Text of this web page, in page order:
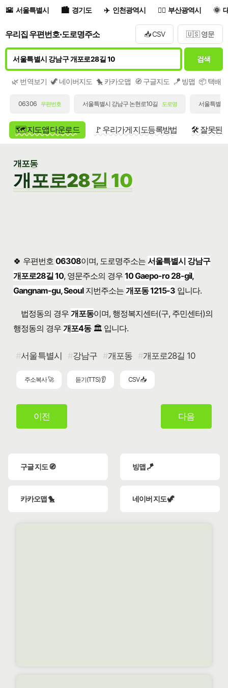
서울특별시 경기도 인천광역시 부산광역시
우리집 우편번호·도로명주소 📥 CSV 🇺🇸 영문
검색
🌿 번역보기 🦖 네이버지도 🐤 카카오맵 🧭 구글지도 🪁 빙맵 📦 택배/
06306 우편번호 서울특별시 강남구 논현로10길 도로명 서울특별
🗺️ 지도앱 다운로드 🚩 우리가게 지도등록방법 🛠️ 잘못된
개포동
개포로28길 10
🍀 우편번호 06308이며, 도로명주소는서울특별시 강남구
개포로28길 10, 영문주소의 경우10 Gaepo-ro 28-gil,
Gangnam-gu, Seoul지번주소는개포동 1215-3 입니다.
법정동의 경우 개포동이며, 행정복지센터(구, 주민센터)의
행정동의 경우 개포4동🏛️ 입니다.
서울특별시 강남구 개포동 개포로28길 10
주소복사 🚀 듣기(TTS) 👂 CSV 📥
이전 다음
구글 지도 🧭 빙맵 🪁
카카오맵 🐤 네이버 지도 🦖